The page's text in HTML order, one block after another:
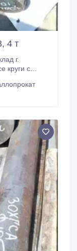
4 т
г.
круги с